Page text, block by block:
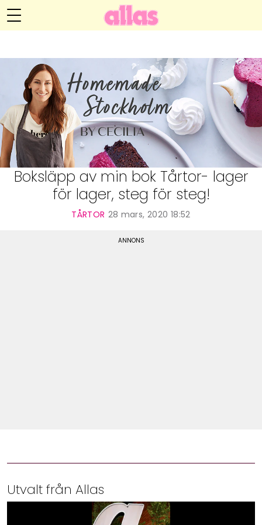
Hälsa
Relationer
Handarbete
Cecilia H Larsson
Hem
Om Cecilia
Kategorier
Arkiv
Kontakt
Boksläpp av min bok Tårtor- lager
för lager, steg för steg!
TÅRTOR 28 mars, 2020 18:52
Utvalt från Allas